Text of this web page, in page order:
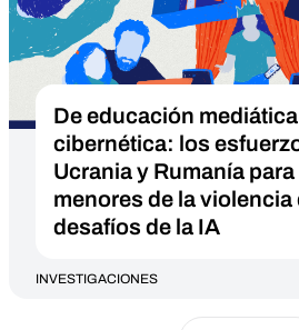
De educación
cibernética: los
Ucrania y Rumanía
menores de la violencia
desafíos de la IA
INVESTIGACIONES